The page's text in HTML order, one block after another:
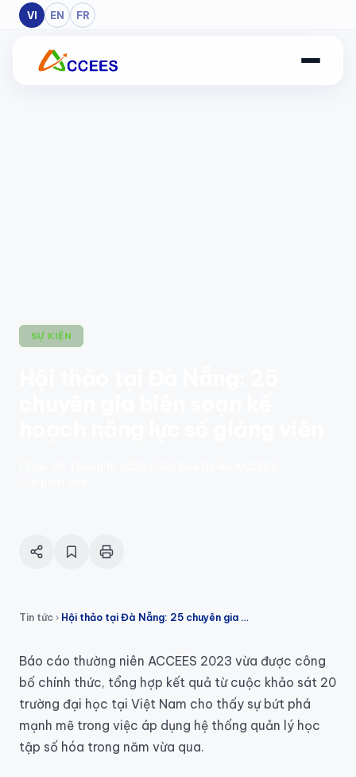
Skip to Main Content
VI EN FR
SỰ KIỆN
Tin tức Hội thảo tại Đà Nẵng: 25 chuyên gia biên soạn kế hoạch năng lực số giảng viên
Báo cáo thường niên ACCEES 2023 vừa được công
bố chính thức, tổng hợp kết quả từ cuộc khảo sát 20
trường đại học tại Việt Nam cho thấy sự bứt phá
mạnh mẽ trong việc áp dụng hệ thống quản lý học
tập số hóa trong năm vừa qua.